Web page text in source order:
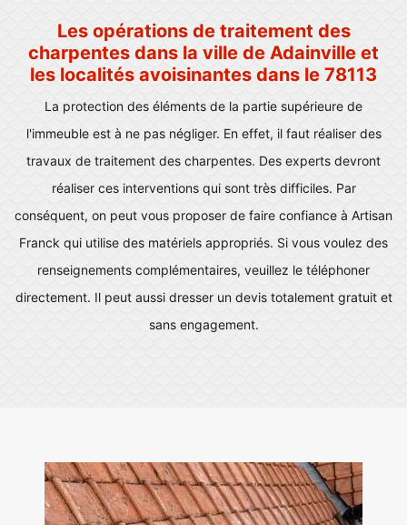
Les opérations de traitement des
charpentes dans la ville de Adainville et
les localités avoisinantes dans le 78113
La protection des éléments de la partie supérieure de
l'immeuble est à ne pas négliger. En effet, il faut réaliser des
travaux de traitement des charpentes. Des experts devront
réaliser ces interventions qui sont très difficiles. Par
conséquent, on peut vous proposer de faire confiance à Artisan
Franck qui utilise des matériels appropriés. Si vous voulez des
renseignements complémentaires, veuillez le téléphoner
directement. Il peut aussi dresser un devis totalement gratuit et
sans engagement.